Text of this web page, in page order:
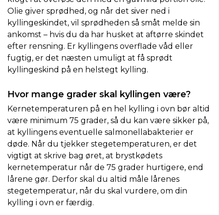
Olie giver sprødhed, og når det siver ned i
kyllingeskindet, vil sprødheden så småt melde sin
ankomst – hvis du da har husket at aftørre skindet
efter rensning. Er kyllingens overflade våd eller
fugtig, er det næsten umuligt at få sprødt
kyllingeskind på en helstegt kylling.
Hvor mange grader skal kyllingen være?
Kernetemperaturen på en hel kylling i ovn bør altid
være minimum 75 grader, så du kan være sikker på,
at kyllingens eventuelle salmonellabakterier er
døde. Når du tjekker stegetemperaturen, er det
vigtigt at skrive bag øret, at brystkødets
kernetemperatur når de 75 grader hurtigere, end
lårene gør. Derfor skal du altid måle lårenes
stegetemperatur, når du skal vurdere, om din
kylling i ovn er færdig.